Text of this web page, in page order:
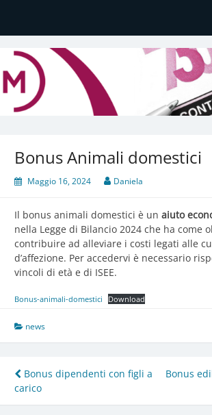
Daniela Manfè
Daniela Manfè Studio di consulenza
contabile, tributaria e
Bonus Animali domestici
Maggio 16, 2024 Daniela
Il bonus animali domestici è un aiuto
nella Legge di Bilancio 2024 che ha come
contribuire ad alleviare i costi legati alle
d’affezione. Per accedervi è necessario
vincoli di età e di ISEE.
Bonus-animali-domestici Download
news
Navigazione
articoli
Bonus dipendenti con figli a
carico
Bonus